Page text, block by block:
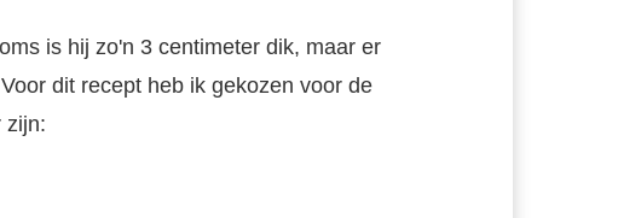
is hij zo'n 3 centimeter dik, maar er
dit recept heb ik gekozen voor de
zijn: